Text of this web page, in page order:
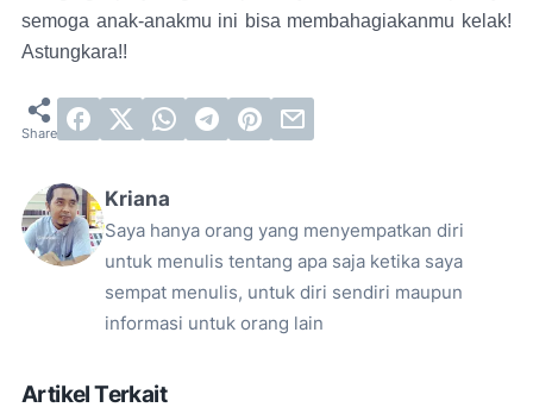
semoga anak-anakmu ini bisa membahagiakanmu kelak!
Astungkara!!
Kriana
Saya hanya orang yang menyempatkan diri
untuk menulis tentang apa saja ketika saya
sempat menulis, untuk diri sendiri maupun
informasi untuk orang lain
Artikel Terkait